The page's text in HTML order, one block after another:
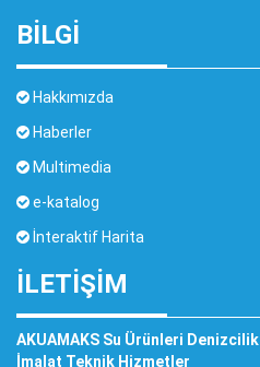
BİLGİ
Hakkımızda
Haberler
Multimedia
e-katalog
İnteraktif Harita
İLETIŞIM
AKUAMAKS Su Ürünleri
İmalat Teknik Hizmetler